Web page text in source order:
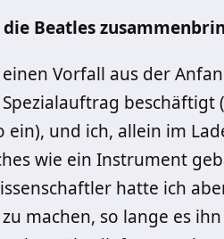
Beatles
Vorfall aus der
beschäftigt
und ich, allein im
wie ein Instru­ment
hatte ich
machen, so lange es